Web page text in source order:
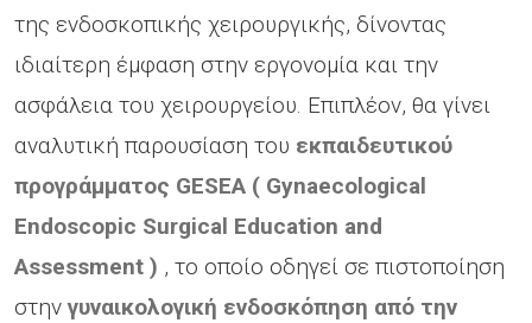
της ενδοσκοπικής χειρουργικής, δίνοντας
ιδιαίτερη έμφαση στην εργονομία και την
ασφάλεια του χειρουργείου. Επιπλέον, θα γίνει
αναλυτική παρουσίαση του εκπαιδευτικού
προγράμματος GESEA ( Gynaecological
Endoscopic Surgical Education and
Assessment ) , το οποίο οδηγεί σε πιστοποίηση
στηνγυναικολογική ενδοσκόπηση από την